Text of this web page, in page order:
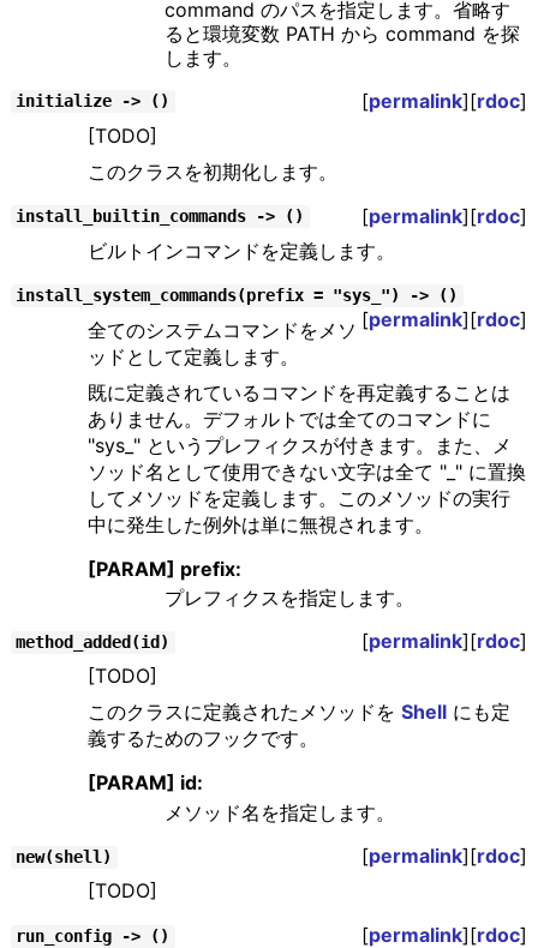
command のパスを指定します。省略す
ると環境変数 PATH から command を探
します。
initialize -> () [permalink][rdoc]
[TODO]
このクラスを初期化します。
install_builtin_commands -> () [permalink][rdoc]
ビルトインコマンドを定義します。
install_system_commands(prefix = "sys_") -> ()
[permalink][rdoc]
全てのシステムコマンドをメソ
ッドとして定義します。
既に定義されているコマンドを再定義することは
ありません。デフォルトでは全てのコマンドに
"sys_" というプレフィクスが付きます。また、メ
ソッド名として使用できない文字は全て "_" に置換
してメソッドを定義します。このメソッドの実行
中に発生した例外は単に無視されます。
[PARAM] prefix:
プレフィクスを指定します。
method_added(id) [permalink][rdoc]
[TODO]
このクラスに定義されたメソッドを Shellにも定
義するためのフックです。
[PARAM] id:
メソッド名を指定します。
new(shell) [permalink][rdoc]
[TODO]
run_config -> () [permalink][rdoc]